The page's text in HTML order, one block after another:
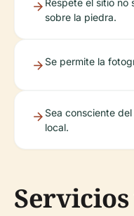
Respete el sitio no
sobre la piedra.
Se permite la
Sea consciente
local.